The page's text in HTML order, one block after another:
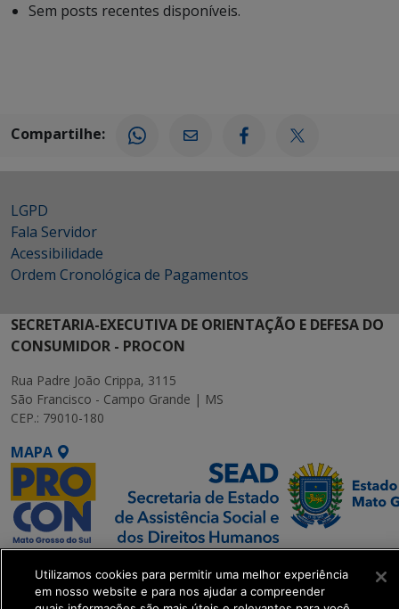
Sem posts recentes disponíveis.
Compartilhe:
LGPD
Fala Servidor
Acessibilidade
Ordem Cronológica de Pagamentos
SECRETARIA-EXECUTIVA DE ORIENTAÇÃO E DEFESA DO
CONSUMIDOR - PROCON
Rua Padre João Crippa, 3115
São Francisco - Campo Grande | MS
CEP.: 79010-180
MAPA
SETDIG | Secretaria-
Executiva de
Utilizamos cookies para permitir uma melhor experiência
em nosso website e para nos ajudar a compreender